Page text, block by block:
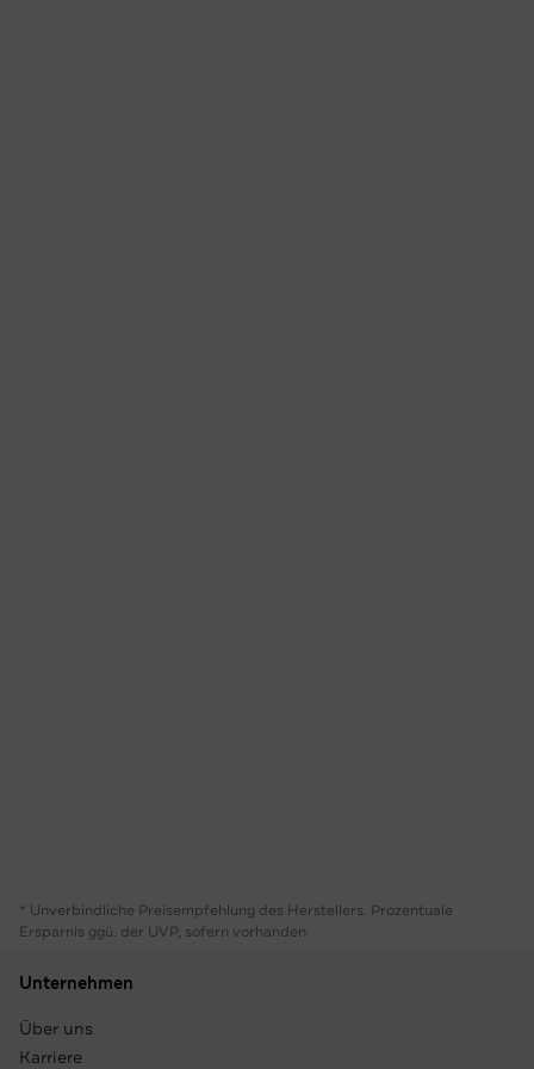
* Unverbindliche Preisempfehlung des Herstellers. Prozentuale
Ersparnis ggü. der UVP, sofern vorhanden
Unternehmen
Über uns
Karriere